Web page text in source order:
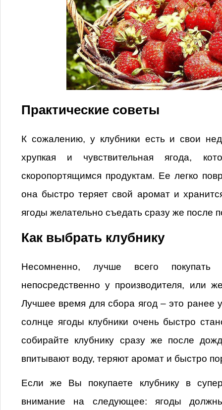
Практические советы
К сожалению, у клубники есть и свои
хрупкая и чувствительная ягода,
скоропортящимся продуктам. Ее легко
она быстро теряет свой аромат и
ягоды желательно съедать сразу же после
Как выбрать клубнику
Несомненно, лучше всего покупать
непосредственно у производителя, или
Лучшее время для сбора ягод – это ранее
солнце ягоды клубники очень быстро
собирайте клубнику сразу же после
впитывают воду, теряют аромат и быстро
Если же Вы покупаете клубнику в
внимание на следующее: ягоды